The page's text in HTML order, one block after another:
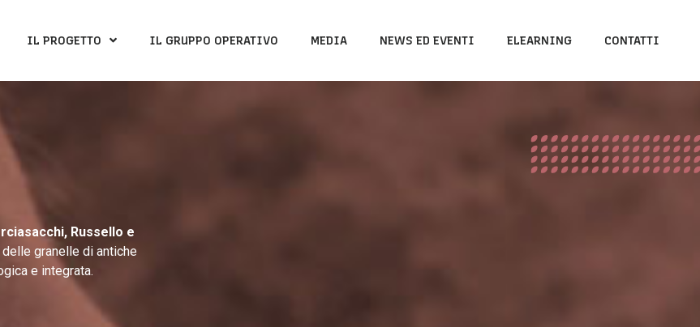
IL PROGETTO IL GRUPPO OPERATIVO MEDIA NEWS ED EVENTI ELEARNING CONTATTI
Russello e
granelle di antiche
e integrata.